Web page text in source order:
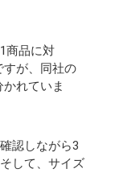
商品に対
すが、同社の
かれていま
認しながら3
して、サイズ